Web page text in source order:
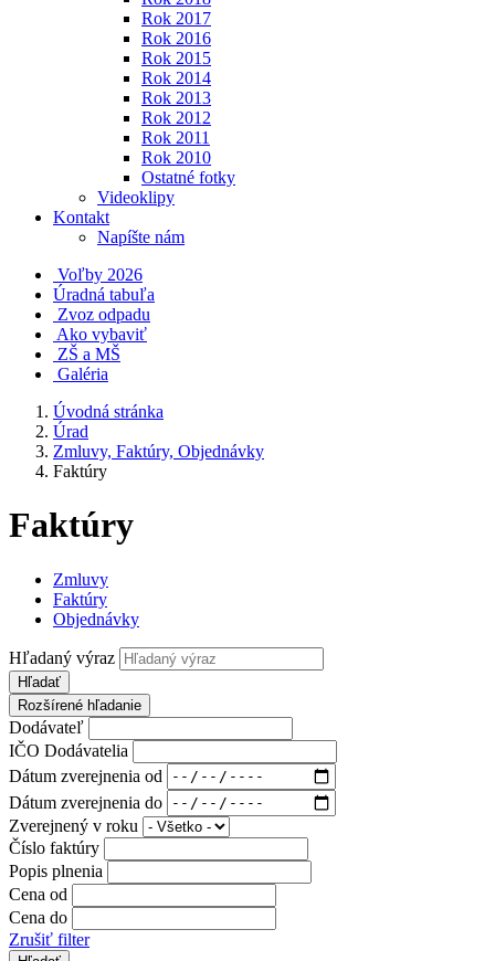
Rok 2017
Rok 2016
Rok 2015
Rok 2014
Rok 2013
Rok 2012
Rok 2011
Rok 2010
Ostatné fotky
Videoklipy
Kontakt
Napíšte nám
Voľby 2026
Úradná tabuľa
Zvoz odpadu
Ako vybaviť
ZŠ a MŠ
Galéria
Úvodná stránka
Úrad
Zmluvy, Faktúry, Objednávky
Faktúry
Faktúry
Zmluvy
Faktúry
Objednávky
Hľadaný výraz
Hľadať
Rozšírené hľadanie
Dodávateľ
IČO Dodávatelia
Dátum zverejnenia od
Dátum zverejnenia do
Zverejnený v roku
Číslo faktúry
Popis plnenia
Cena od
Cena do
Zrušiť filter